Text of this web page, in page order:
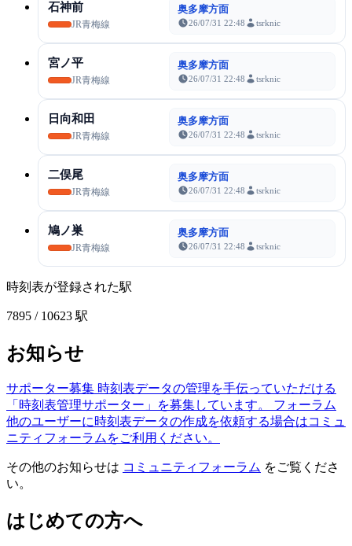
石神前
JR青梅線
奥多摩方面
26/07/31 22:48 tsrknic
宮ノ平
JR青梅線
奥多摩方面
26/07/31 22:48 tsrknic
日向和田
JR青梅線
奥多摩方面
26/07/31 22:48 tsrknic
二俣尾
JR青梅線
奥多摩方面
26/07/31 22:48 tsrknic
鳩ノ巣
JR青梅線
奥多摩方面
26/07/31 22:48 tsrknic
時刻表が登録された駅
7895 / 10623 駅
お知らせ
サポーター募集 時刻表データの管理を手伝っていただける
「時刻表管理サポーター」を募集しています。
フォーラム
他のユーザーに時刻表データの作成を依頼する場合はコミュ
ニティフォーラムをご利用ください。
その他のお知らせは コミュニティフォーラム をご覧くださ
い。
はじめての方へ